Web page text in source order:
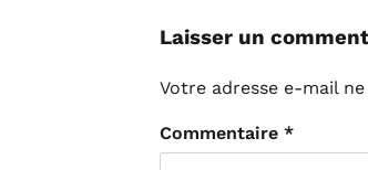
Laisser un
Votre adresse e-mail
Commentaire *